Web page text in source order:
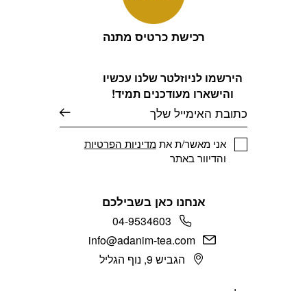
הירשמו לניוזלטר שלנו עכשיו
והישארו מעודכנים תמיד!
אני מאשר/ת אתמדיניות הפרטיות
והדיוור באתר
אנחנו כאן בשבילכם
04-9534603
info@adanim-tea.com
הגביש 9, נוף הגליל
רכישת כרטיס מתנה